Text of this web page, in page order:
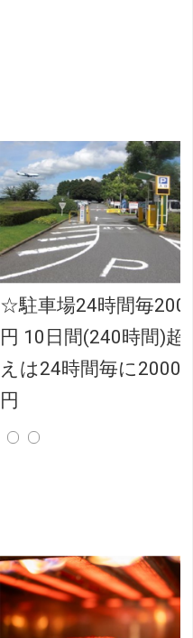
☆駐車場24時間毎200
円 10日間(240時間)超
えは24時間毎に2000
円